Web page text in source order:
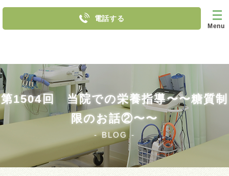
電話する
Menu
第1504回 当院での栄養指導〜〜糖質制
限のお話②〜〜
BLOG